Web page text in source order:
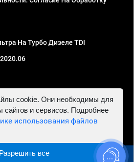
На Турбо Дизеле TDI
ИНН 781302555843,
в Москве и МО - Автосервис
cookie. Они необходимы для
сайтов и сервисов. Подробнее
использования файлов
Разрешить все